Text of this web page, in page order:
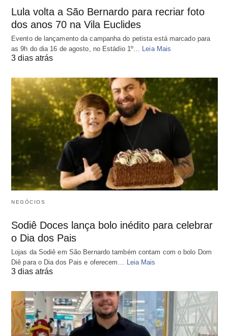
Lula volta a São Bernardo para recriar foto
dos anos 70 na Vila Euclides
Evento de lançamento da campanha do petista está marcado para
as 9h do dia 16 de agosto, no Estádio 1º… Leia Mais
3 dias atrás
NEGÓCIOS
Sodiê Doces lança bolo inédito para celebrar
o Dia dos Pais
Lojas da Sodiê em São Bernardo também contam com o bolo Dom
Diê para o Dia dos Pais e oferecem… Leia Mais
3 dias atrás